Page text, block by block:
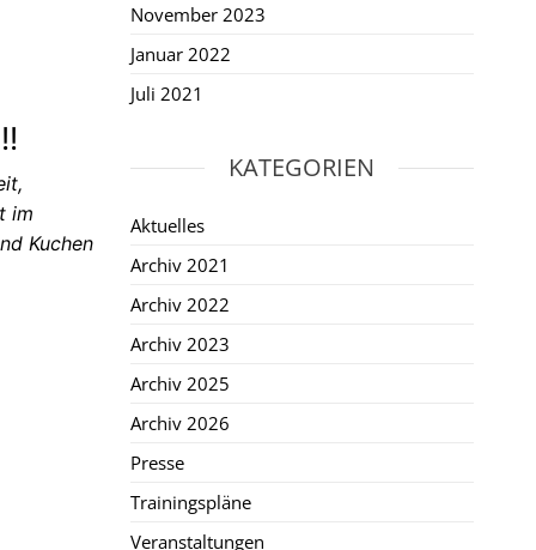
im
Kuchen
November 2023
Januar 2022
Juli 2021
KATEGORIEN
Aktuelles
Archiv 2021
Archiv 2022
Archiv 2023
Archiv 2025
Archiv 2026
Presse
Trainingspläne
Veranstaltungen